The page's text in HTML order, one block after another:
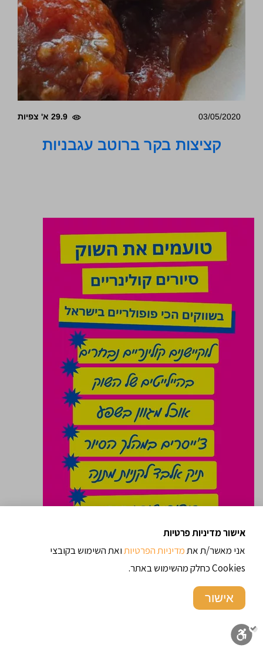
03/05/2020 29.9 א' צפיות
קציצות בקר ברוטב עגבניות
אישור מדיניות פרטיות
אני מאשר/ת אתמדיניות הפרטיותואת השימוש בקובצי
Cookies כחלק מהשימוש באתר.
אישור